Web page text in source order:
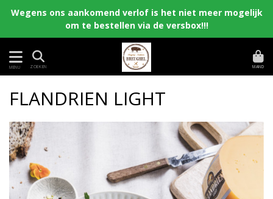
Wegens ons aankomend verlof is het niet meer mogelijk
om te bestellen via de versbox!!!
MENU ZOEKEN MAND
FLANDRIEN LIGHT